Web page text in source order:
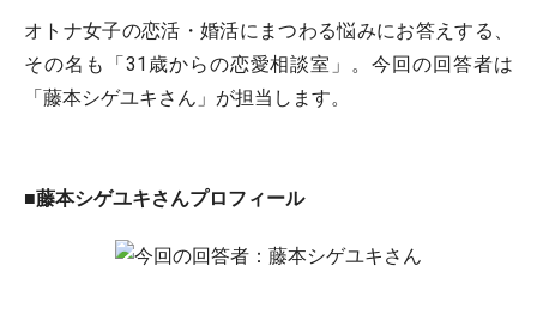
オトナ女子の恋活・婚活にまつわる悩みにお答えする、
その名も「31歳からの恋愛相談室」。今回の回答者は
「藤本シゲユキさん」が担当します。
■藤本シゲユキさんプロフィール